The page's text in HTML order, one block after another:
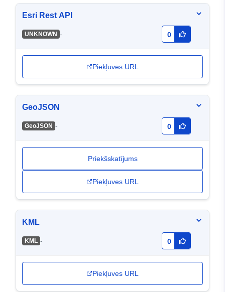
Esri Rest API
UNKNOWN - 0
Piekļuves URL
GeoJSON
GeoJSON - 0
Priekšskatījums
Piekļuves URL
KML
KML - 0
Piekļuves URL